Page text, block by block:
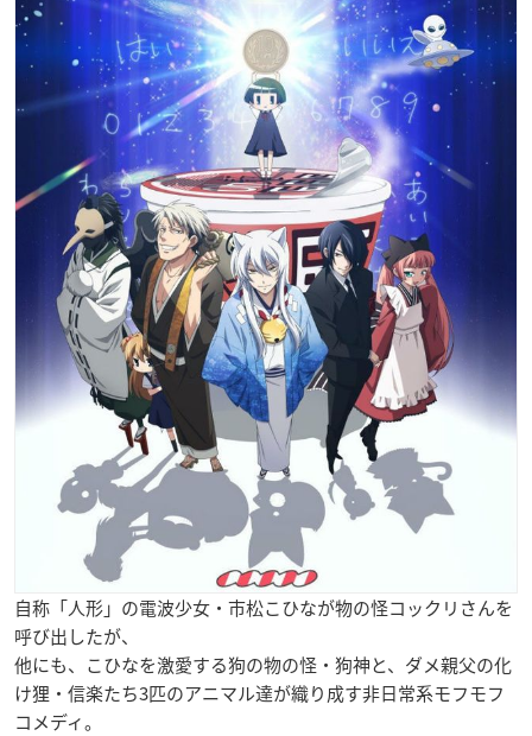
自称「人形」の電波少女・ 市松こひなが物の怪コックリさんを
呼び出したが、
他にも、こひなを激愛する狗の物の怪・狗神と、ダメ親父の化
け狸・信楽たち3匹のアニマル達が織り成す非日常系モフモフ
コメディ。